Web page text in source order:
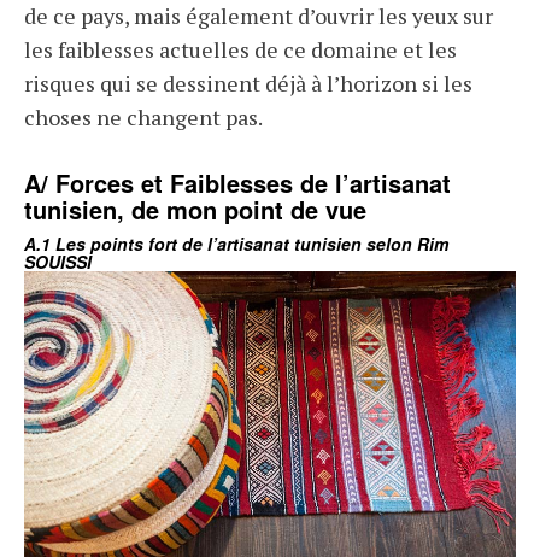
de ce pays, mais également d’ouvrir les yeux sur
les faiblesses actuelles de ce domaine et les
risques qui se dessinent déjà à l’horizon si les
choses ne changent pas.
A/ Forces et Faiblesses de l’artisanat
tunisien, de mon point de vue
A.1 Les points fort de l’artisanat tunisien selon Rim
SOUISSI